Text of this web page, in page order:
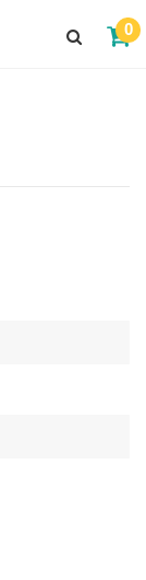
0